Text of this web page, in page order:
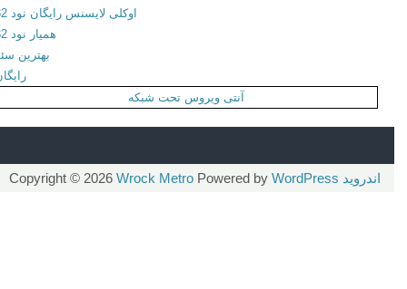
پ
ی
اوکلی لایسنس رایگان نود 32
همیار نود 32
بهترین سئو
رایگان
آنتی ویروس تحت شبکه
اندرویدCopyright © 2026
Wrock MetroPowered byWordPress